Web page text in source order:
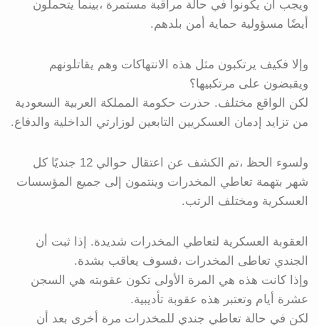
ويجب أن يكونوا في حالة مراقبة مستمرة ،بينما يتحملون
أيضًا مسؤولية حماية أمن بلدهم.
وإلا فكيف يرتكبون مثل هذه الانتهاكات وهم يقاتلونهم
ويقبضون على مرتكبيها؟
لكن الواقع مختلف. حذرت حكومة المملكة العربية السعودية
من تزايد إدمان العسكريين التابعين لوزارتي الداخلية والدفاع.
ولسوء الحظ ،تم الكشف عن اعتقال حوالي 12 جنديًا كل
شهر بتهمة تعاطي المخدرات وينتمون إلى جميع المؤسسات
العسكرية ومختلف الرتب.
العقوبة العسكرية لتعاطي المخدرات شديدة. إذا ثبت أن
الجندي تعاطى المخدرات ،فسوف يعاقب بشدة.
وإذا كانت هذه هي المرة الأولى تكون عقوبته هي السجن
عشرة أيام وتعتبر هذه عقوبة تأديبية.
لكن في حالة تعاطي جندي للمخدرات مرة أخرى بعد أن